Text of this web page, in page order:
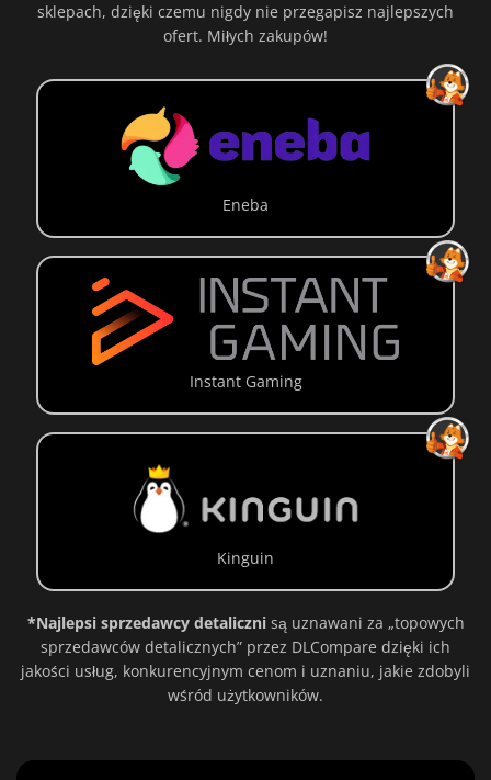
sklepach, dzięki czemu nigdy nie przegapisz najlepszych
ofert. Miłych zakupów!
Eneba
Instant Gaming
Kinguin
*Najlepsi sprzedawcy detalicznisą uznawani za „topowych
sprzedawców detalicznych” przez DLCompare dzięki ich
jakości usług, konkurencyjnym cenom i uznaniu, jakie zdobyli
wśród użytkowników.